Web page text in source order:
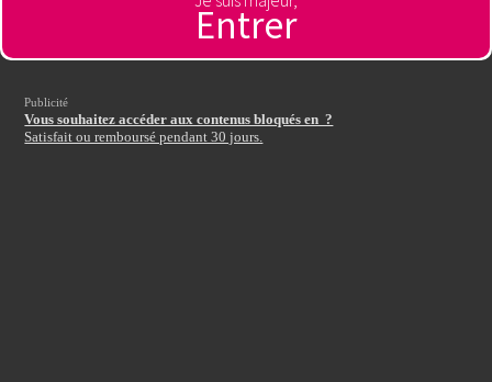
Entrer
Publicité
Vous souhaitez accéder aux contenus bloqués en ?
Satisfait ou remboursé pendant 30 jours.
Autre pays